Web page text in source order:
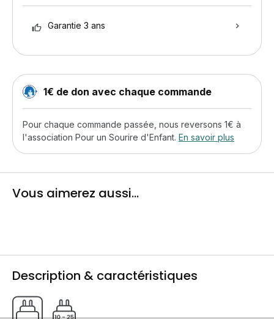
Garantie 3 ans
1€ de don avec chaque commande
Pour chaque commande passée, nous reversons 1€ à
l'association Pour un Sourire d'Enfant. En savoir plus
Vous aimerez aussi...
Description & caractéristiques